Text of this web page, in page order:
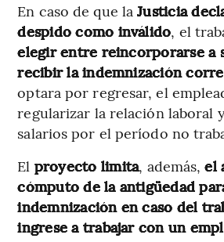
En caso de que laJusticia
despido como inválido, el
elegir entre reincorporarse a
recibir la indemnización
optara por regresar, el
regularizar la relación laboral
salarios por el período no
El proyecto limita, además,el
cómputo de la antigüedad
indemnización en caso del
ingrese a trabajar con un